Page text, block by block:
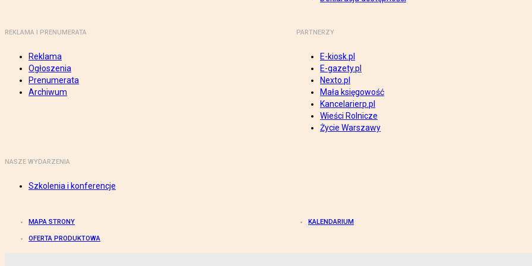
REKLAMA I PRENUMERATA
Reklama
Ogłoszenia
Prenumerata
Archiwum
PARTNERZY
E-kiosk.pl
E-gazety.pl
Nexto.pl
Mała księgowość
Kancelarierp.pl
Wieści Rolnicze
Życie Warszawy
NASZE WYDARZENIA
Szkolenia i konferencje
MAPA STRONY KALENDARIUM
OFERTA PRODUKTOWA